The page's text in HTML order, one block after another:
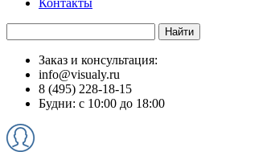
Контакты
Заказ и консультация:
info@visualy.ru
8 (495) 228-18-15
Будни: с 10:00 до 18:00